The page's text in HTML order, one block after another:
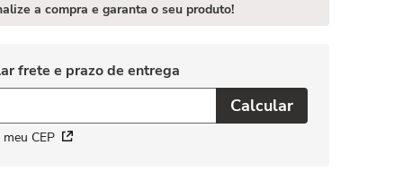
a compra e garanta o seu produto!
CEP